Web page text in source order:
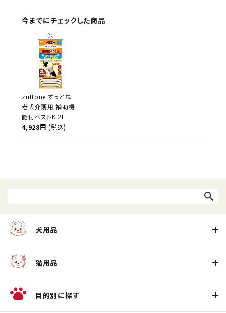
今までにチェックした商品
zuttone ずっとね
老犬介護用 補助機
能付ベストK 2L
4,928円 (税込)
犬用品
猫用品
目的別に探す